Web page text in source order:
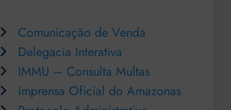
Comunicação de Venda
Delegacia Interativa
IMMU – Consulta Multas
Imprensa Oficial do Amazonas